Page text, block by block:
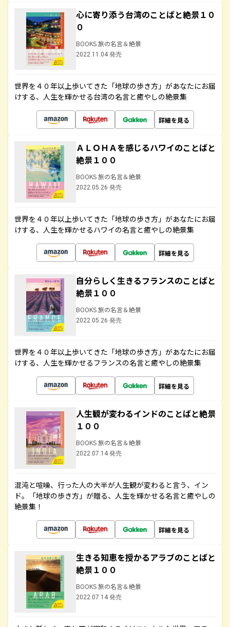
心に寄り添う台湾のことばと絶景１０
０
BOOKS 旅の名言＆絶景
2022.11.04 発売
世界を４０年以上歩いてきた「地球の歩き方」があなたにお届
けする、人生を輝かせる台湾の名言と癒やしの絶景集
詳細を見る
ＡＬＯＨＡを感じるハワイのことばと
絶景１００
BOOKS 旅の名言＆絶景
2022.05.26 発売
世界を４０年以上歩いてきた「地球の歩き方」があなたにお届
けする、人生を輝かせるハワイの名言と癒やしの絶景集
詳細を見る
自分らしく生きるフランスのことばと
絶景１００
BOOKS 旅の名言＆絶景
2022.05.26 発売
世界を４０年以上歩いてきた「地球の歩き方」があなたにお届
けする、人生を輝かせるフランスの名言と癒やしの絶景集
詳細を見る
人生観が変わるインドのことばと絶景
１００
BOOKS 旅の名言＆絶景
2022.07.14 発売
混沌と喧噪、行った人の大半が人生観が変わると言う、イン
ド。「地球の歩き方」が贈る、人生を輝かせる名言と癒やしの
絶景集！
詳細を見る
生きる知恵を授かるアラブのことばと
絶景１００
BOOKS 旅の名言＆絶景
2022.07.14 発売